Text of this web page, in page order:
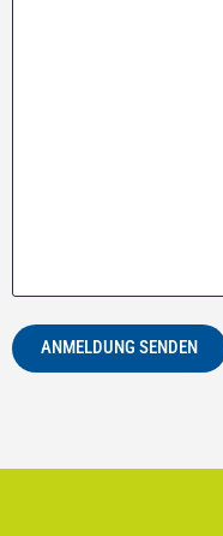
ANMELDUNG SENDEN